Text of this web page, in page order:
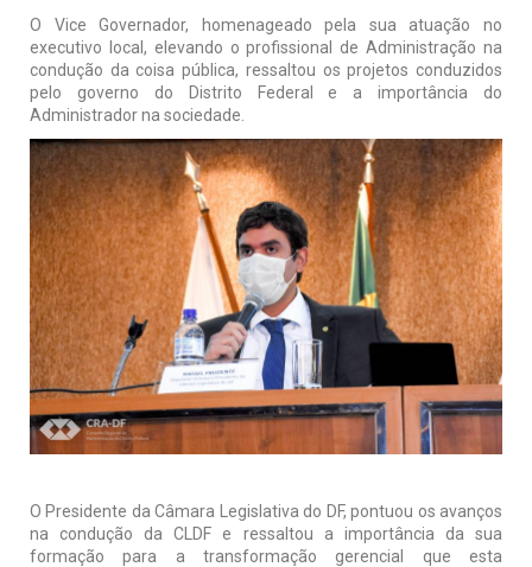
O Vice Governador, homenageado pela sua atuação no
executivo local, elevando o profissional de Administração na
condução da coisa pública, ressaltou os projetos conduzidos
pelo governo do Distrito Federal e a importância do
Administrador na sociedade.
O Presidente da Câmara Legislativa do DF, pontuou os avanços
na condução da CLDF e ressaltou a importância da sua
formação para a transformação gerencial que esta